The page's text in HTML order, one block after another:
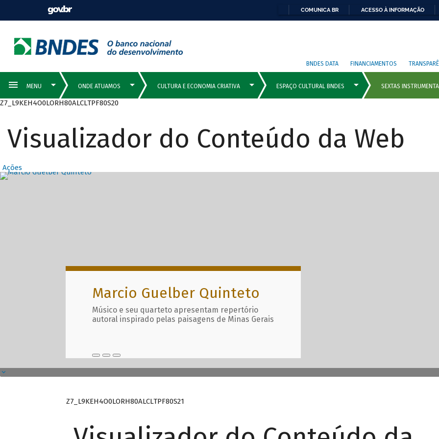
COMUNICA BR ACESSO À INFORMAÇÃO
BNDES DATA FINANCIAMENTOS
Z7_L9KEH4O0LORH80ALCLTPF80S20
Visualizador do Conteúdo da Web
Ações
Destaques Principais com
Marcio Guelber Quinteto
Músico e seu quarteto apresentam repertório
autoral inspirado pelas paisagens de Minas Gerais
Z7_L9KEH4O0LORH80ALCLTPF80S21